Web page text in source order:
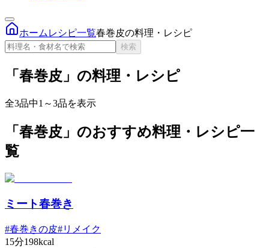
ホーム レシピ一覧春巻皮の料理・レシピ
検索
「春巻皮」の料理・レシピ
全3品中1～3品を表示
「春巻皮」のおすすめ料理・レシピ一
覧
ミート春巻き
#春巻きの皮#リメイク
15分198kcal